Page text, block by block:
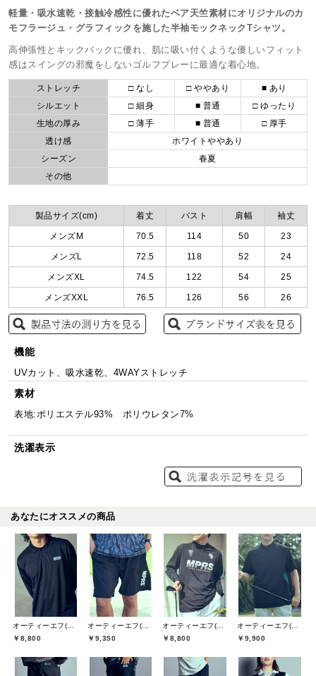
軽量・吸水速乾・接触冷感性に優れたベア天竺素材にオリジナルのカ
モフラージュ・グラフィックを施した半袖モックネックTシャツ。
高伸張性とキックバックに優れ、肌に吸い付くような優しいフィット
感はスイングの邪魔をしないゴルフプレーに最適な着心地。
ストレッチ □ なし □ ややあり
■ あり
シルエット
□ 細身 ■ 普通
□ ゆったり
生地の厚み
□ 薄手 ■ 普通
□ 厚手
透け感
ホワイトややあり
シーズン
春夏
その他
製品サイズ(cm) 着丈 バスト 肩幅 袖丈
メンズM 70.5 114 50 23
メンズL 72.5 118 52 24
メンズXL 74.5 122 54 25
メンズXXL 76.5 126 56 26
機能
UVカット、吸水速乾、4WAYストレッチ
素材
表地:ポリエステル93% ポリウレタン7%
洗濯表示
あなたにオススメの商品
￥8,800
￥9,350
￥8,800
￥9,900